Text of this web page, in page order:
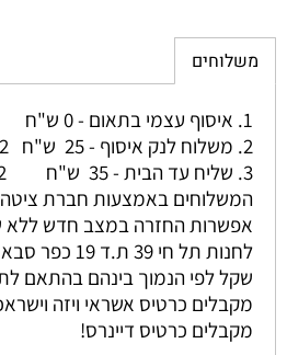
משלוחים
1. איסוף עצמי בתאום - 0 ש"ח
2. משלוח לנק איסוף - 25 ש"ח 2 ועד כ 3 ימי עסקים!
3. שליח עד הבית - 35 ש"ח 2 ועד כ 3 ימי עסקים!
המשלוחים באמצעות חברת
שקל לפי הנמוך בינהם בהתאם
מקבלים כרטיס אשראי ויזה
מקבלים כרטיס דיינרס!